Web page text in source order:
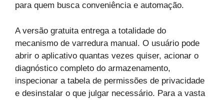
para quem busca conveniência e automação.
A versão gratuita entrega a totalidade do
mecanismo de varredura manual. O usuário pode
abrir o aplicativo quantas vezes quiser, acionar o
diagnóstico completo do armazenamento,
inspecionar a tabela de permissões de privacidade
e desinstalar o que julgar necessário. Para a vasta